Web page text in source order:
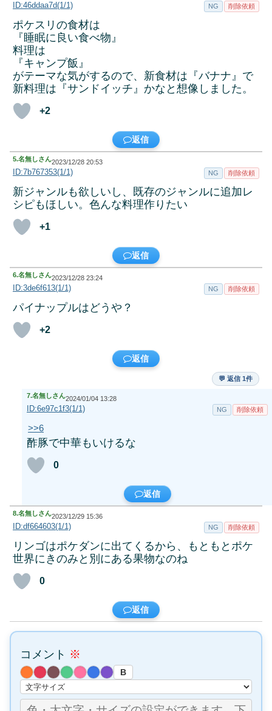
ID:46ddaa7d(1/1) NG 削除依頼
ポケスリの食材は
『睡眠に良い食べ物』
料理は
『キャンプ飯』
がテーマな気がするので、新食材は『バナナ』で
新料理は『サンドイッチ』かなと想像しました。
+2
返信
5.名無しさん2023/12/28 20:53
ID:7b767353(1/1) NG 削除依頼
新ジャンルも欲しいし、既存のジャンルに追加レ
シピもほしい。色んな料理作りたい
+1
返信
6.名無しさん2023/12/28 23:24
ID:3de6f613(1/1) NG 削除依頼
パイナップルはどうや？
+2
返信
💬 返信 1件
7.名無しさん2024/01/04 13:28
ID:6e97c1f3(1/1) NG 削除依頼
>>6
酢豚で中華もいけるな
0
返信
8.名無しさん2023/12/29 15:36
ID:df664603(1/1) NG 削除依頼
リンゴはポケダンに出てくるから、もともとポケ
世界にきのみと別にある果物なのね
0
返信
コメント ※
B